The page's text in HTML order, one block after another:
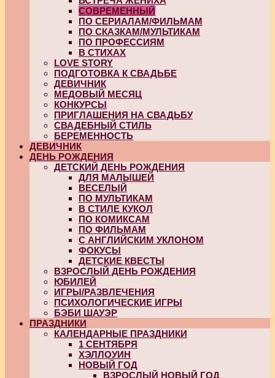
СОВРЕМЕННЫЙ
ПО СЕРИАЛАМ/ФИЛЬМАМ
ПО СКАЗКАМ/МУЛЬТИКАМ
ПО ПРОФЕССИЯМ
В СТИХАХ
LOVE STORY
ПОДГОТОВКА К СВАДЬБЕ
ДЕВИЧНИК
МЕДОВЫЙ МЕСЯЦ
КОНКУРСЫ
ПРИГЛАШЕНИЯ НА СВАДЬБУ
СВАДЕБНЫЙ СТИЛЬ
БЕРЕМЕННОСТЬ
ДЕВИЧНИК
ДЕНЬ РОЖДЕНИЯ
ДЕТСКИЙ ДЕНЬ РОЖДЕНИЯ
ДЛЯ МАЛЫШЕЙ
ВЕСЕЛЫЙ
ПО МУЛЬТИКАМ
В СТИЛЕ КУКОЛ
ПО КОМИКСАМ
ПО ФИЛЬМАМ
С АНГЛИЙСКИМ УКЛОНОМ
ФОКУСЫ
ДЕТСКИЕ КВЕСТЫ
ВЗРОСЛЫЙ ДЕНЬ РОЖДЕНИЯ
ЮБИЛЕЙ
ИГРЫ/РАЗВЛЕЧЕНИЯ
ПСИХОЛОГИЧЕСКИЕ ИГРЫ
БЭБИ ШАУЭР
ПРАЗДНИКИ
КАЛЕНДАРНЫЕ ПРАЗДНИКИ
1 СЕНТЯБРЯ
ХЭЛЛОУИН
НОВЫЙ ГОД
ВЗРОСЛЫЙ НОВЫЙ ГОД